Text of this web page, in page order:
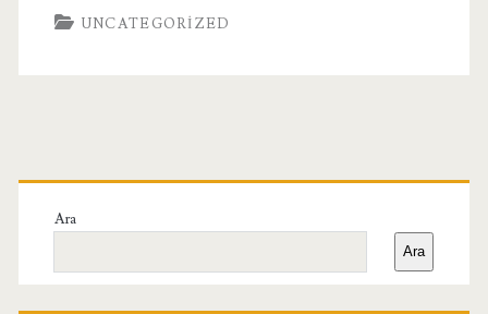
UNCATEGORIZED
Birincil
Yan
Menü
Ara
Ara